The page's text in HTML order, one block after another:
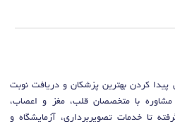
پیدا کردن بهترین پزشکان و دریافت نوبت
با متخصصان قلب، مغز و اعصاب،
تا خدمات تصویربرداری، آزمایشگاه و